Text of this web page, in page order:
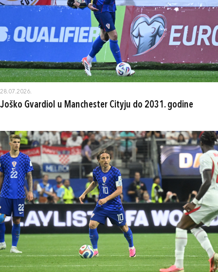
28.07.2026.
Joško Gvardiol u Manchester Cityju do 2031. godine